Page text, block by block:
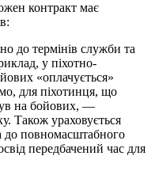
контракт має
до термінів служби та
у піхотно-
«оплачується»
для піхотинця, що
на бойових, —
Також ураховується
до повномасштабного
передбачений час для